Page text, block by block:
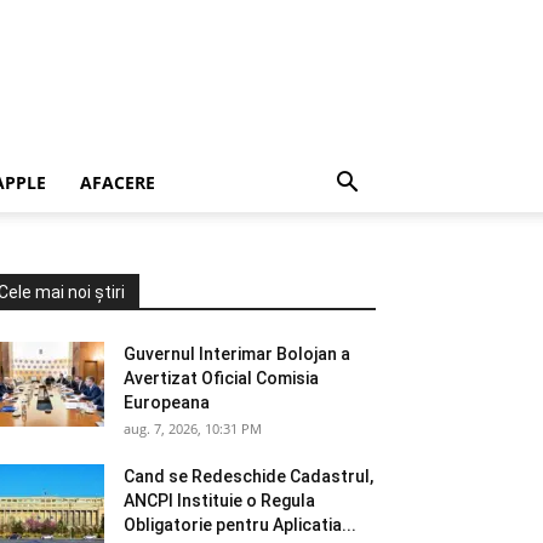
AFACERE
mai noi știri
Guvernul Interimar Bolojan a
Avertizat Oficial Comisia
Europeana
aug. 7, 2026, 10:31 PM
Cand se Redeschide Cadastrul,
ANCPI Instituie o Regula
Obligatorie pentru Aplicatia...